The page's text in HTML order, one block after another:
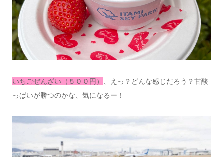
いちごぜんざい（５００円）
、えっ？どんな感じだろう？甘酸
っぱいが勝つのかな、気になるー！